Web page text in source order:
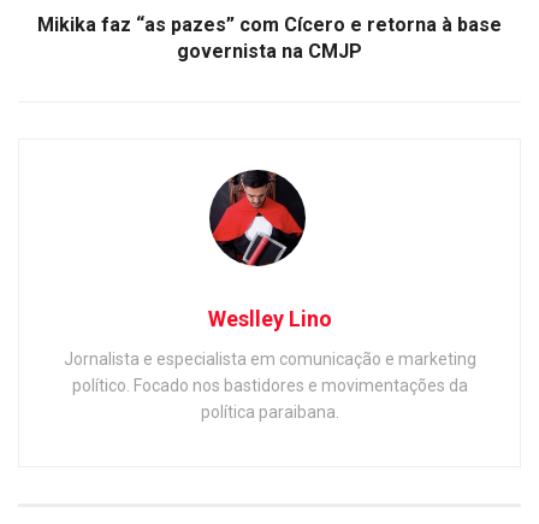
Mikika faz “as pazes” com Cícero e retorna à base
governista na CMJP
Weslley Lino
Jornalista e especialista em comunicação e marketing
político. Focado nos bastidores e movimentações da
política paraibana.